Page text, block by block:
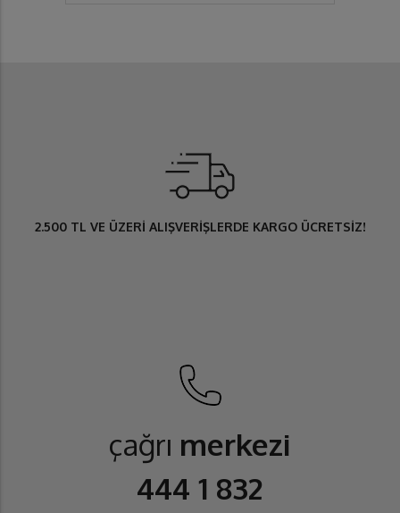
2.500 TL VE ÜZERİ ALIŞVERİŞLERDE KARGO ÜCRETSİZ!
çağrı merkezi
444 1 832